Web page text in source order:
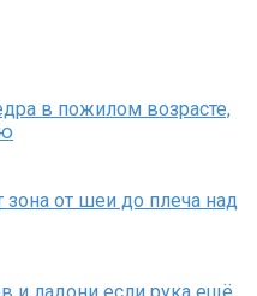
в пожилом возрасте,
от шеи до плеча над